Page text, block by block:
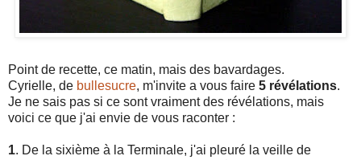
Point de recette, ce matin, mais des bavardages.
Cyrielle, de bullesucre, m'invite a vous faire 5 révélations.
Je ne sais pas si ce sont vraiment des révélations, mais
voici ce que j'ai envie de vous raconter :
1. De la sixième à la Terminale, j'ai pleuré la veille de